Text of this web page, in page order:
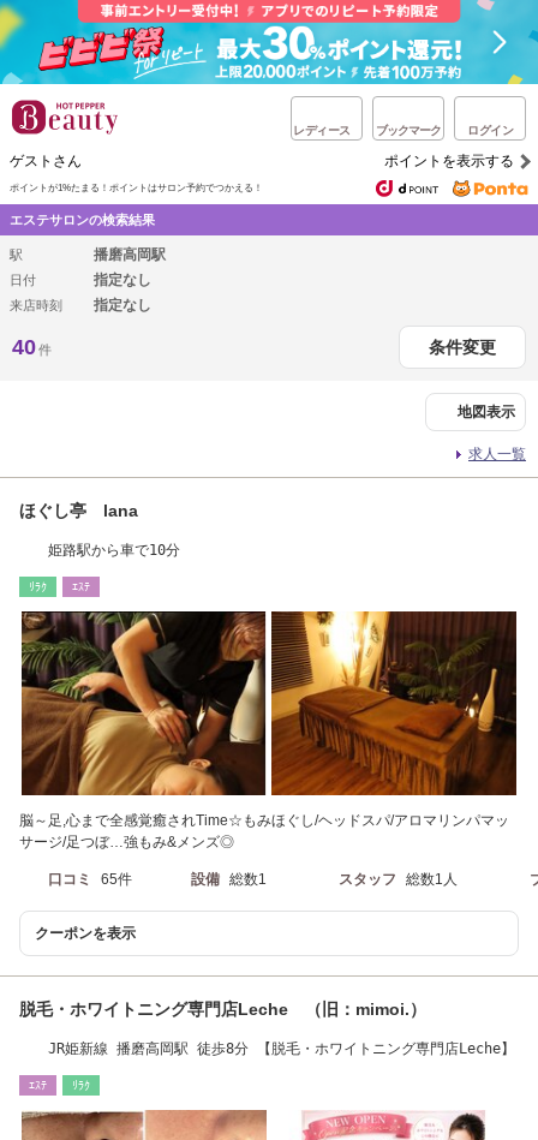
レディース ブックマーク ログイン
ゲストさん ポイントを表示する
ポイントが1%たまる！ ポイントはサロン予約でつかえる！
エステサロンの検索結果
駅 播磨高岡駅
日付 指定なし
来店時刻 指定なし
40件 条件変更
地図表示
求人一覧
ほぐし亭 lana
姫路駅から車で10分
ﾘﾗｸ ｴｽﾃ
脳～足,心まで全感覚癒されTime☆もみほぐし/ヘッドスパ/アロマリンパマッ
サージ/足つぼ…強もみ&メンズ◎
口コミ 65件 設備 総数1 スタッフ 総数1人
クーポンを表示
脱毛・ホワイトニング専門店Leche （旧：mimoi.）
JR姫新線 播磨高岡駅 徒歩8分 【脱毛・ホワイトニング専門店Leche】
ｴｽﾃ ﾘﾗｸ